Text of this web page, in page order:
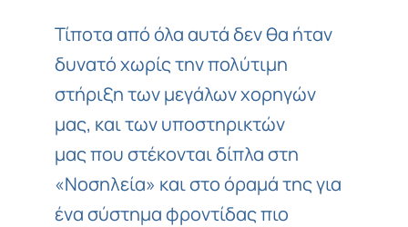
Τίποτα από όλα αυτά δεν θα ήταν
δυνατό χωρίς την πολύτιμη
στήριξη των μεγάλων χορηγών
μας, και των υποστηρικτών
μας που στέκονται δίπλα στη
«Νοσηλεία» και στο όραμά της για
ένα σύστημα φροντίδας πιο